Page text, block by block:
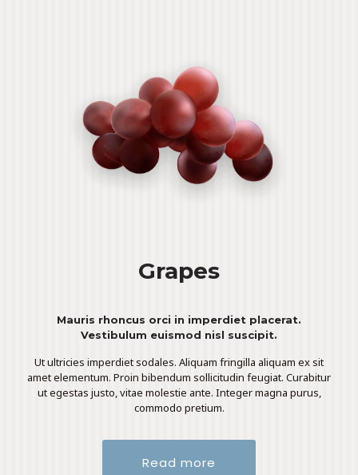
Grapes
Mauris rhoncus orci in imperdiet placerat.
Vestibulum euismod nisl suscipit.
Ut ultricies imperdiet sodales. Aliquam fringilla aliquam ex sit
amet elementum. Proin bibendum sollicitudin feugiat. Curabitur
ut egestas justo, vitae molestie ante. Integer magna purus,
commodo pretium.
Read more